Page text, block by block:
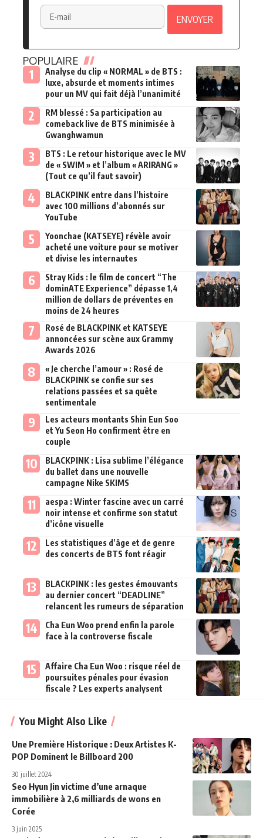
POPULAIRE
Analyse du clip « NORMAL » de BTS :
luxe, absurde et moments intimes
pour un MV qui fait déjà l’unanimité
RM blessé : Sa participation au
comeback live de BTS minimisée à
Gwanghwamun
BTS : Le retour historique avec le MV
de « SWIM » et l’album « ARIRANG »
(Tout ce qu’il faut savoir)
BLACKPINK entre dans l’histoire
avec 100 millions d’abonnés sur
YouTube
Yoonchae (KATSEYE) révèle avoir
acheté une voiture pour se motiver
et divise les internautes
Stray Kids : le film de concert “The
dominATE Experience” dépasse 1,4
million de dollars de préventes en
moins de 24 heures
Rosé de BLACKPINK et KATSEYE
annoncées sur scène aux Grammy
Awards 2026
« Je cherche l’amour » : Rosé de
BLACKPINK se confie sur ses
relations passées et sa quête
sentimentale
Les acteurs montants Shin Eun Soo
et Yu Seon Ho confirment être en
couple
BLACKPINK : Lisa sublime l’élégance
du ballet dans une nouvelle
campagne Nike SKIMS
aespa : Winter fascine avec un carré
noir intense et confirme son statut
d’icône visuelle
Les statistiques d’âge et de genre
des concerts de BTS font réagir
BLACKPINK : les gestes émouvants
au dernier concert “DEADLINE”
relancent les rumeurs de séparation
Cha Eun Woo prend enfin la parole
face à la controverse fiscale
Affaire Cha Eun Woo : risque réel de
poursuites pénales pour évasion
fiscale ? Les experts analysent
You Might Also Like
Une Première Historique : Deux Artistes K-
POP Dominent le Billboard 200
30 juillet 2024
Seo Hyun Jin victime d’une arnaque
immobilière à 2,6 milliards de wons en
Corée
3 juin 2025